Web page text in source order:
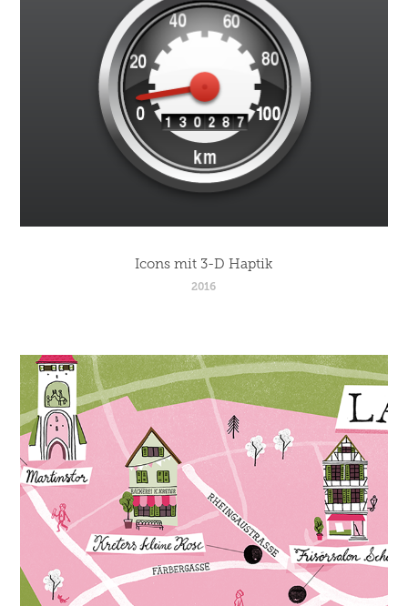
Icons mit 3-D Haptik
2016